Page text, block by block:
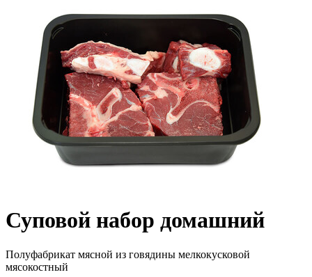
Суповой набор домашний
Полуфабрикат мясной из говядины мелкокусковой
мясокостный